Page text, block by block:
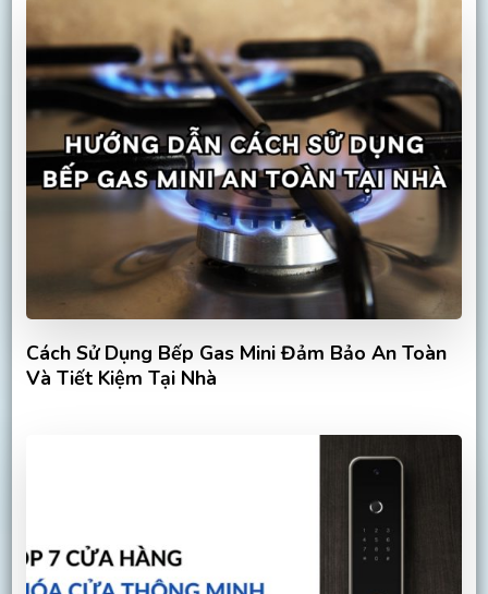
Cách Sử Dụng Bếp Gas Mini Đảm Bảo An Toàn
Và Tiết Kiệm Tại Nhà